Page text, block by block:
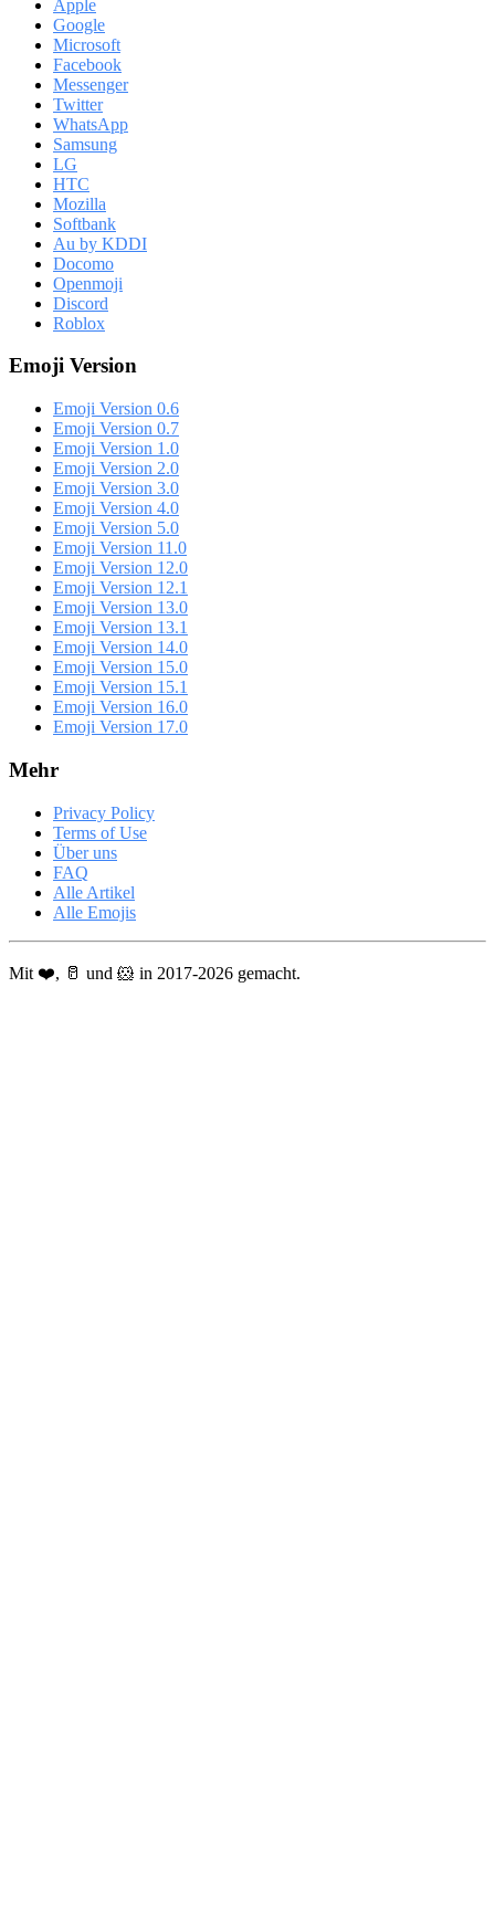
Apple
Google
Microsoft
Facebook
Messenger
Twitter
WhatsApp
Samsung
LG
HTC
Mozilla
Softbank
Au by KDDI
Docomo
Openmoji
Discord
Roblox
Emoji Version
Emoji Version 0.6
Emoji Version 0.7
Emoji Version 1.0
Emoji Version 2.0
Emoji Version 3.0
Emoji Version 4.0
Emoji Version 5.0
Emoji Version 11.0
Emoji Version 12.0
Emoji Version 12.1
Emoji Version 13.0
Emoji Version 13.1
Emoji Version 14.0
Emoji Version 15.0
Emoji Version 15.1
Emoji Version 16.0
Emoji Version 17.0
Mehr
Privacy Policy
Terms of Use
Über uns
FAQ
Alle Artikel
Alle Emojis
Mit ❤️, 🥛 und 🐹 in 2017-2026 gemacht.